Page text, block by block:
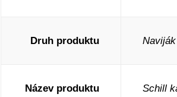
Druh produktu
Název produktu Schill